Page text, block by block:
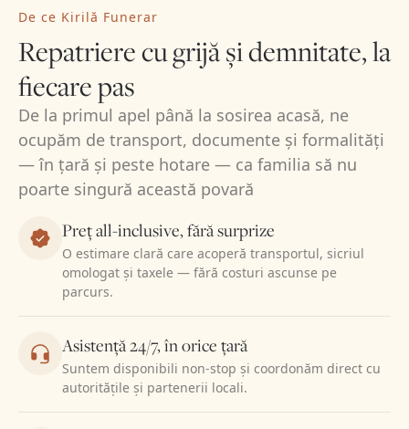
De ce Kirilă Funerar
Repatriere cu grijă și demnitate, la
fiecare pas
De la primul apel până la sosirea acasă, ne
ocupăm de transport, documente și formalități
— în țară și peste hotare — ca familia să nu
poarte singură această povară
Preț all-inclusive, fără surprize
O estimare clară care acoperă transportul, sicriul
omologat și taxele — fără costuri ascunse pe
parcurs.
Asistență 24/7, în orice țară
Suntem disponibili non-stop și coordonăm direct cu
autoritățile și partenerii locali.